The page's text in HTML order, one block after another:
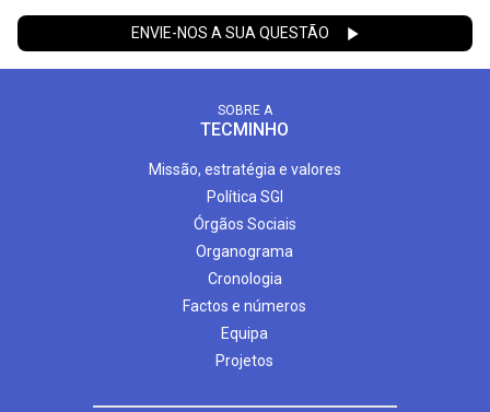
ENVIE-NOS A SUA QUESTÃO
SOBRE A
TECMINHO
Missão, estratégia e valores
Política SGI
Órgãos Sociais
Organograma
Cronologia
Factos e números
Equipa
Projetos